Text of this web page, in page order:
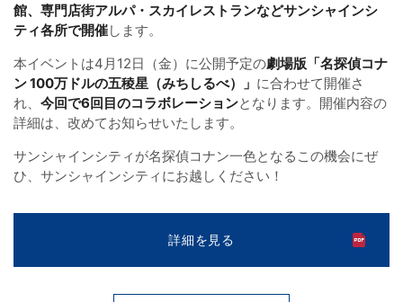
館、専門店街アルパ・スカイレストランなどサンシャインシ
ティ各所で開催します。
本イベントは4月12日（金）に公開予定の劇場版「名探偵コナ
ン 100万ドルの五稜星（みちしるべ）」 に合わせて開催さ
れ、 今回で6回目のコラボレーションとなります。開催内容の
詳細は、改めてお知らせいたします。
サンシャインシティが名探偵コナン一色となるこの機会にぜ
ひ、サンシャインシティにお越しください！
詳細を見る